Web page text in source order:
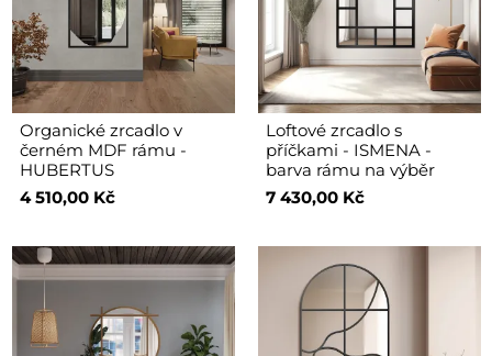
Organické zrcadlo v
černém MDF rámu -
HUBERTUS
4 510,00 Kč
Loftové zrcadlo s
příčkami - ISMENA -
barva rámu na výběr
7 430,00 Kč